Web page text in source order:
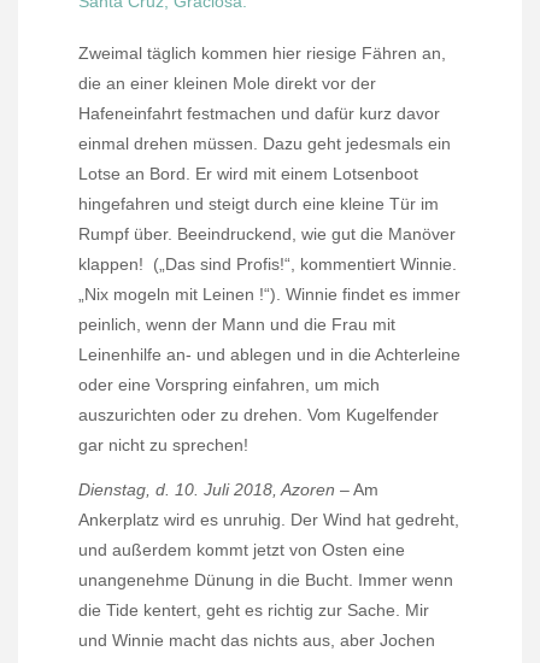
Zweimal täglich kommen hier riesige Fähren an,
die an einer kleinen Mole direkt vor der
Hafeneinfahrt festmachen und dafür kurz davor
einmal drehen müssen. Dazu geht jedesmals ein
Lotse an Bord. Er wird mit einem Lotsenboot
hingefahren und steigt durch eine kleine Tür im
Rumpf über. Beeindruckend, wie gut die Manöver
klappen!
(„Das sind Profis!“, kommentiert Winnie.
„Nix mogeln mit Leinen !“). Winnie findet es immer
peinlich, wenn der Mann und die Frau mit
Leinenhilfe an- und ablegen und in die Achterleine
oder eine Vorspring einfahren, um mich
auszurichten oder zu drehen. Vom Kugelfender
gar nicht zu sprechen!
Dienstag, d. 10. Juli 2018, Azoren – Am
Ankerplatz wird es unruhig. Der Wind hat gedreht,
und außerdem kommt jetzt von Osten eine
unangenehme Dünung in die Bucht. Immer wenn
die Tide kentert, geht es richtig zur Sache. Mir
und Winnie macht das nichts aus, aber Jochen